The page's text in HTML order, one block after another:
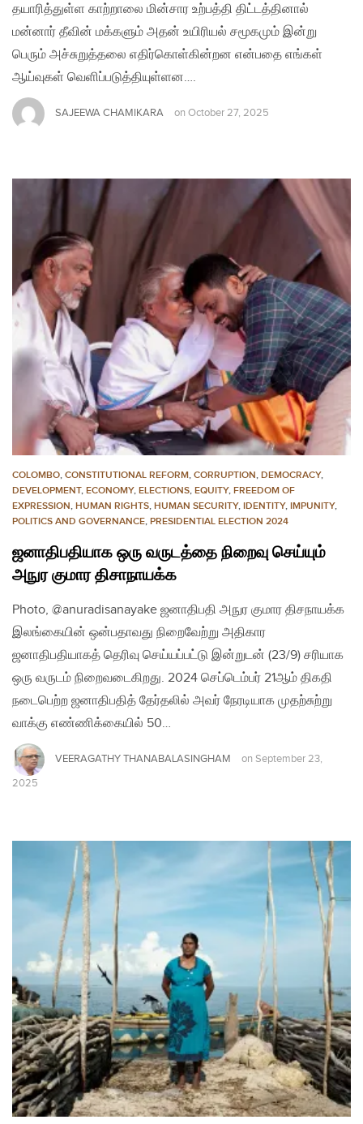
தயாரித்துள்ள காற்றாலை மின்சார உற்பத்தி திட்டத்தினால்
மன்னார் தீவின் மக்களும் அதன் உயிரியல் சமூகமும் இன்று
பெரும் அச்சுறுத்தலை எதிர்கொள்கின்றன என்பதை எங்கள்
ஆய்வுகள் வெளிப்படுத்தியுள்ளன….
SAJEEWA CHAMIKARA on October 27, 2025
COLOMBO, CONSTITUTIONAL REFORM, CORRUPTION, DEMOCRACY,
DEVELOPMENT, ECONOMY, ELECTIONS, EQUITY, FREEDOM OF
EXPRESSION, HUMAN RIGHTS, HUMAN SECURITY, IDENTITY, IMPUNITY,
POLITICS AND GOVERNANCE, PRESIDENTIAL ELECTION 2024
ஜனாதிபதியாக ஒரு வருடத்தை நிறைவு செய்யும்
அநுர குமார திசாநாயக்க
Photo, @anuradisanayake ஜனாதிபதி அநுர குமார திசநாயக்க
இலங்கையின் ஒன்பதாவது நிறைவேற்று அதிகார
ஜனாதிபதியாகத் தெரிவு செய்யப்பட்டு இன்றுடன் (23/9) சரியாக
ஒரு வருடம் நிறைவடைகிறது. 2024 செப்டெம்பர் 21ஆம் திகதி
நடைபெற்ற ஜனாதிபதித் தேர்தலில் அவர் நேரடியாக முதற்சுற்று
வாக்கு எண்ணிக்கையில் 50…
VEERAGATHY THANABALASINGHAM on September 23,
2025